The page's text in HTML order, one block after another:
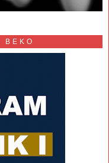
BEKO